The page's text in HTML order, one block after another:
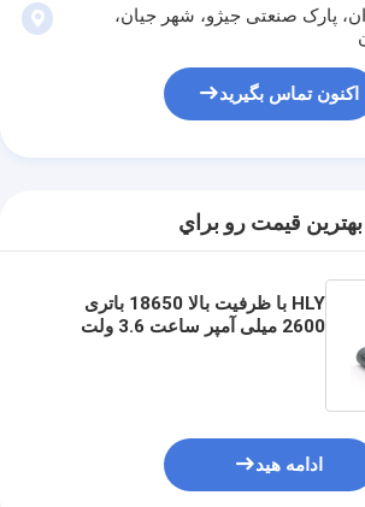
فاژان، پارک صنعتی جیژو، شهر جیان،
اکنون تماس بگیرید
بهترين قيمت رو براي
HLY با ظرفیت بالا 18650 باتری
2600 میلی آمپر ساعت 3.6 ولت
ادامه هید